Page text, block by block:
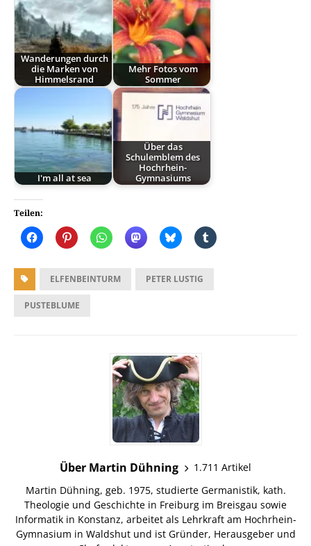
Wanderungen durch
die Marken von
Himmelsrand
Mehr Fotos vom
Sommer
I'm all at sea
Über das
Schulemblem des
Hochrhein-
Gymnasiums
Teilen:
ELFENBEINTURM PETER LUSTIG
PUSTEBLUME
Über Martin Dühning
1.711 Artikel
Martin Dühning, geb. 1975, studierte Germanistik, kath.
Theologie und Geschichte in Freiburg im Breisgau sowie
Informatik in Konstanz, arbeitet als Lehrkraft am Hochrhein-
Gymnasium in Waldshut und ist Gründer, Herausgeber und